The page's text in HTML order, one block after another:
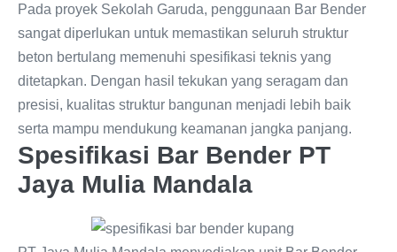
Pada proyek Sekolah Garuda, penggunaan Bar Bender
sangat diperlukan untuk memastikan seluruh struktur
beton bertulang memenuhi spesifikasi teknis yang
ditetapkan. Dengan hasil tekukan yang seragam dan
presisi, kualitas struktur bangunan menjadi lebih baik
serta mampu mendukung keamanan jangka panjang.
Spesifikasi Bar Bender PT
Jaya Mulia Mandala